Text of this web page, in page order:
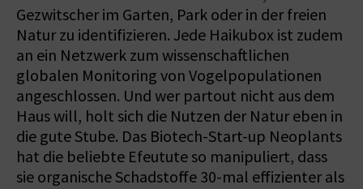
Gezwitscher im Garten, Park oder in der freien
Natur zu identifizieren. Jede Haikubox ist zudem
an ein Netzwerk zum wissenschaftlichen
globalen Monitoring von Vogelpopulationen
angeschlossen. Und wer partout nicht aus dem
Haus will, holt sich die Nutzen der Natur eben in
die gute Stube. Das Biotech-Start-up Neoplants
hat die beliebte Efeutute so manipuliert, dass
sie organische Schadstoffe 30-mal effizienter als